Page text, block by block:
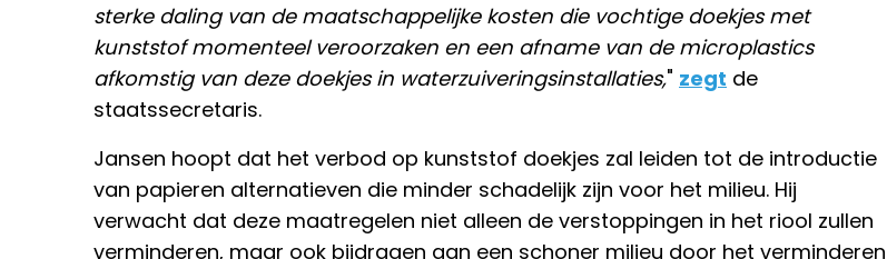
sterke daling van de maatschappelijke kosten die vochtige doekjes met
kunststof momenteel veroorzaken en een afname van de microplastics
afkomstig van deze doekjes in waterzuiveringsinstallaties," zegt de
staatssecretaris.
Jansen hoopt dat het verbod op kunststof doekjes zal leiden tot de introductie
van papieren alternatieven die minder schadelijk zijn voor het milieu. Hij
verwacht dat deze maatregelen niet alleen de verstoppingen in het riool zullen
verminderen, maar ook bijdragen aan een schoner milieu door het verminderen